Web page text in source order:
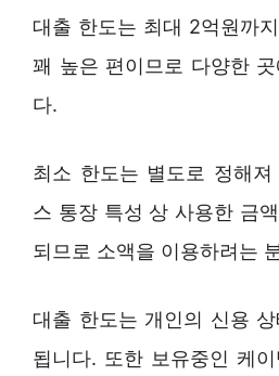
대출 한도는 최대 2억원까
꽤 높은 편이므로 다양한
다.
최소 한도는 별도로 정해
스 통장 특성 상 사용한 금
되므로 소액을 이용하려는
대출 한도는 개인의 신용
됩니다. 또한 보유중인 케